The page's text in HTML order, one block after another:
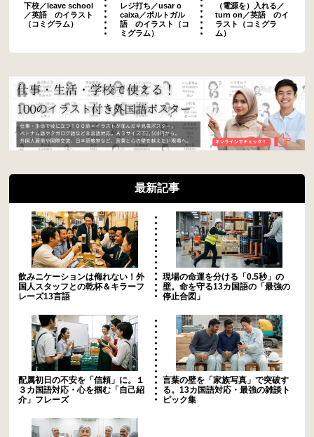
下校／leave school
／英語 のイラスト
（コミグラム）
レジ打ち／usar o
caixa／ポルトガル
語 のイラスト（コ
ミグラム）
（電源を）入れる／
turn on／英語 のイ
ラスト（コミグラ
ム）
最新記事
飲みニケーションは侮れない！外
国人スタッフとの乾杯＆キラーフ
レーズ13言語
現場の命運を分ける「0.5秒」の
壁。命を守る13カ国語の「最強の
停止合図」
配属初日の不安を「信頼」に。１
３カ国語対応・心を掴む「自己紹
介」フレーズ
言葉の壁を「家族写真」で突破す
る。13カ国語対応・最強の雑談ト
ピック集